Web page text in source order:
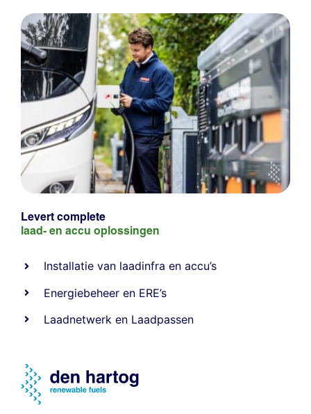
Levert complete
laad- en accu oplossingen
Installatie van laadinfra en accu’s
Energiebeheer en ERE’s
Laadnetwerk en Laadpassen